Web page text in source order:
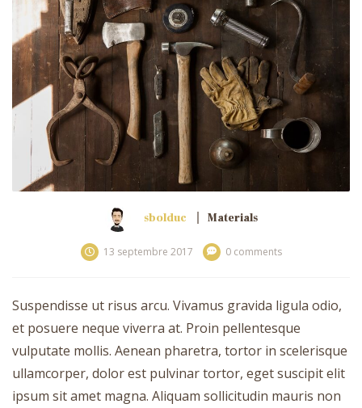
sbolduc Materials
13 septembre 2017 0 comments
Suspendisse ut risus arcu. Vivamus gravida ligula odio,
et posuere neque viverra at. Proin pellentesque
vulputate mollis. Aenean pharetra, tortor in scelerisque
ullamcorper, dolor est pulvinar tortor, eget suscipit elit
ipsum sit amet magna. Aliquam sollicitudin mauris non